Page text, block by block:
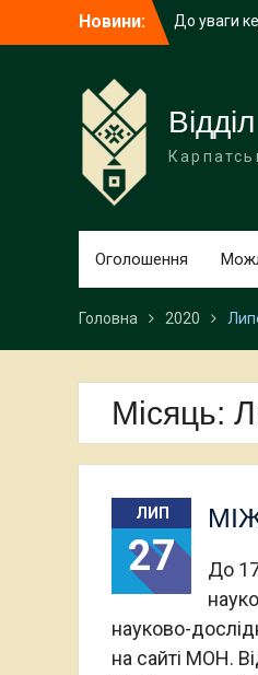
Новини:
До уваги
До уваги
Василя
Оголошення
Головна 2020
Місяць:
ЛИП
27
До
науково-
на сайті МОН.